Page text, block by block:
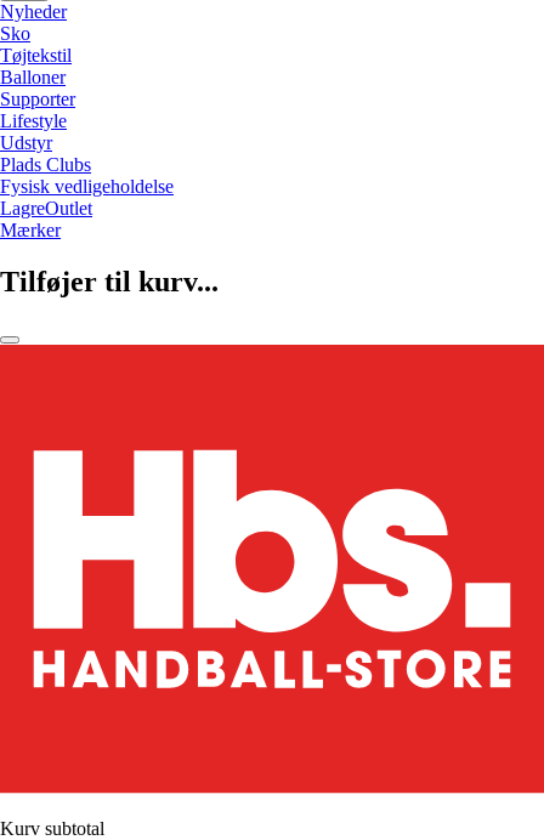
Nyheder
Sko
Tøjtekstil
Balloner
Supporter
Lifestyle
Udstyr
Plads Clubs
Fysisk vedligeholdelse
LagreOutlet
Mærker
Tilføjer til kurv...
Kurv subtotal